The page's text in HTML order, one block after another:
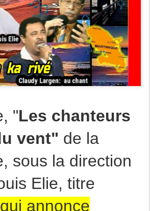
"Les chanteurs
vent" de la
sous la direction
Elie, titre
qui annonce